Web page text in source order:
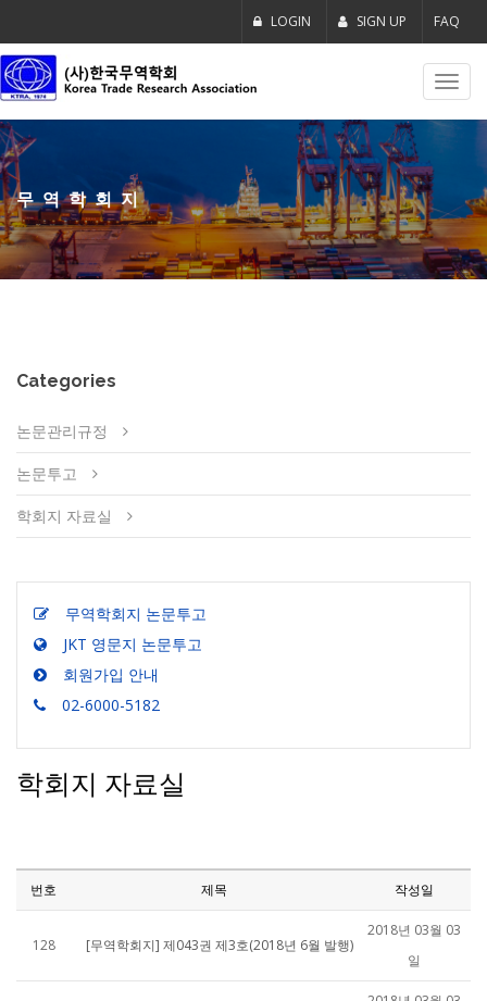
LOGIN SIGN UP FAQ
무역학회지
Categories
논문관리규정
논문투고
학회지 자료실
무역학회지 논문투고
JKT 영문지 논문투고
회원가입 안내
02-6000-5182
학회지 자료실
번호 제목 작성일
128 [무역학회지] 제043권 제3호(2018년 6월 발행)
2018년 03월 03
일